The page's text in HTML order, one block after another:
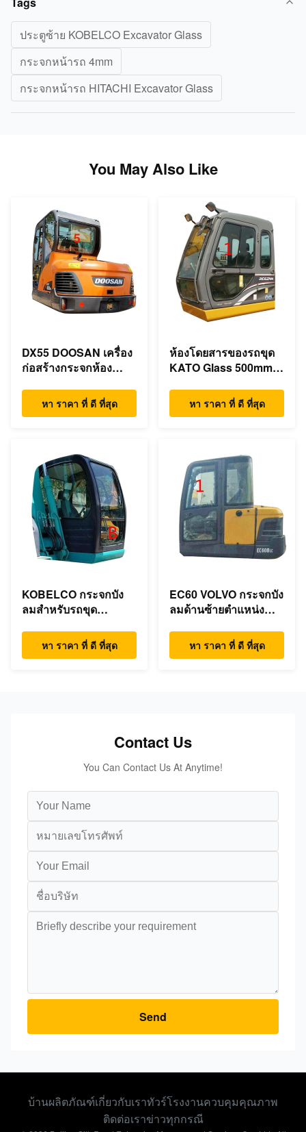
ประตูซ้าย KOBELCO Excavator Glass
กระจกหน้ารถ 4mm
กระจกหน้ารถ HITACHI Excavator Glass
You May Also Like
DX55 DOOSAN เครื่อง
ก่อสร้างกระจกห้อง
ตำแหน่ง NO.5
หา ราคา ที่ ดี ที่สุด
ห้องโดยสารของรถขุด
KATO Glass 500mm
NO.1หา ราคา ที่ ดี ที่สุด
KOBELCO กระจกบัง
ลมสำหรับรถขุด
หา ราคา ที่ ดี ที่สุด
EC60 VOLVO กระจกบัง
ลมด้านซ้ายตำแหน่ง
Resistant
หา ราคา ที่ ดี ที่สุด
Contact Us
You Can Contact Us At Anytime!
Send
บ้านผลิตภัณฑ์เกี่ยวกับเราทัวร์โรงงานควบคุมคุณภาพ
ติดต่อเราข่าวทุกกรณี